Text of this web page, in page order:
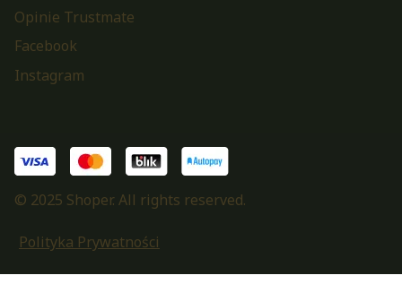
Opinie Trustmate
Facebook
Instagram
© 2025 Shoper. All rights reserved.
Polityka Prywatności